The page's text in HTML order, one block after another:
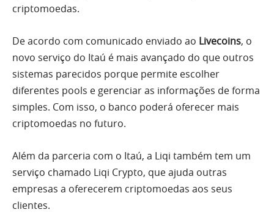
criptomoedas.
De acordo com comunicado enviado ao Livecoins, o
novo serviço do Itaú é mais avançado do que outros
sistemas parecidos porque permite escolher
diferentes pools e gerenciar as informações de forma
simples. Com isso, o banco poderá oferecer mais
criptomoedas no futuro.
Além da parceria com o Itaú, a Liqi também tem um
serviço chamado Liqi Crypto, que ajuda outras
empresas a oferecerem criptomoedas aos seus
clientes.